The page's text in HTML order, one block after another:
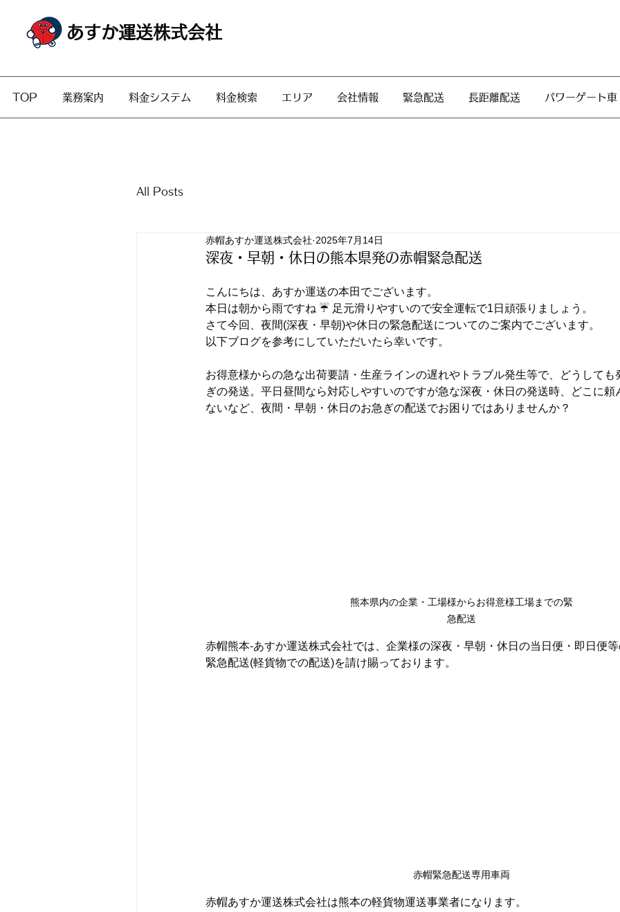
あすか運送株式会社
TOP 業務案内 料金システム 料金検索 エリア 会社情報 緊急配送 長距離配送 パワーゲート車
All Posts
深夜・早朝・休日の熊本県発の赤帽緊急配送
赤帽あすか運送株式会社 2025年7月14日
こんにちは、あすか運送の本田でございます。
本日は朝から雨ですね ☔ 足元滑りやすいので安全運転で1日頑張りましょう。
さて今回、夜間(深夜・早朝)や休日の緊急配送についてのご案内でございます。
以下ブログを参考にしていただいたら幸いです。
お得意様からの急な出荷要請・生産ラインの遅れやトラブル発生等で、どうしても
ぎの発送。平日昼間なら対応しやすいのですが急な深夜・休日の発送時、どこに頼
ないなど、夜間・早朝・休日のお急ぎの配送でお困りではありませんか？
熊本県内の企業・工場様からお得意様工場までの緊
急配送
赤帽熊本‐あすか運送株式会社では、企業様の深夜・早朝・休日の当日便・即日便
緊急配送(軽貨物での配送)を請け賜っております。
赤帽緊急配送専用車両
赤帽あすか運送株式会社は熊本の軽貨物運送事業者になります。